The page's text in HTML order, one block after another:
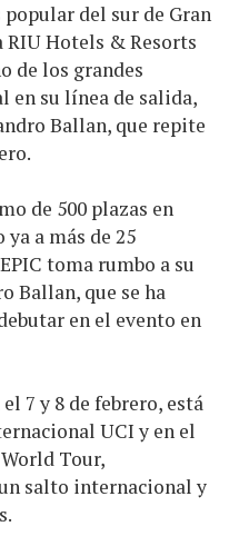
del sur de Gran
RIU Hotels & Resorts
de los grandes
en su línea de salida,
Ballan, que repite
de 500 plazas en
a más de 25
toma rumbo a su
Ballan, que se ha
en el evento en
7 y 8 de febrero, está
UCI y en el
Tour,
salto internacional y